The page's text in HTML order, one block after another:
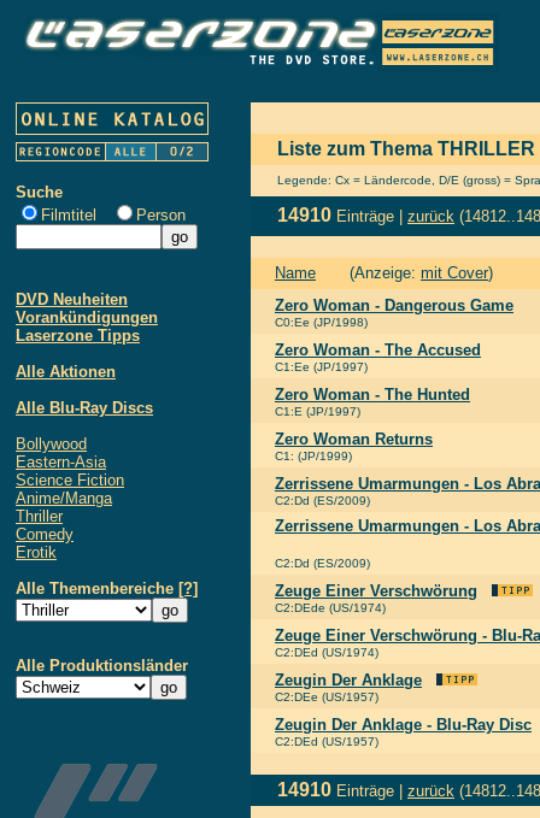
Suche
Filmtitel
Person
DVD Neuheiten
Vorankündigungen
Laserzone Tipps
Alle Aktionen
Alle Blu-Ray Discs
Bollywood
Eastern-Asia
Science Fiction
Anime/Manga
Thriller
Comedy
Erotik
Alle Themenbereiche [?]
Alle Produktionsländer
Liste zum Thema THRILLER
Legende: Cx = Ländercode, D/E (gross) =
14910 Einträge | zurück
Name (Anzeige: mit Cover)
Zero Woman - Dangerous Game
C0:Ee (JP/1998)
Zero Woman - The Accused
C1:Ee (JP/1997)
Zero Woman - The Hunted
C1:E (JP/1997)
Zero Woman Returns
C1: (JP/1999)
Zerrissene Umarmungen - Los
C2:Dd (ES/2009)
Zerrissene Umarmungen - Los
C2:Dd (ES/2009)
Zeuge Einer Verschwörung
C2:DEde (US/1974)
Zeuge Einer Verschwörung - Blu-
C2:DEd (US/1974)
Zeugin Der Anklage
C2:DEe (US/1957)
Zeugin Der Anklage - Blu-Ray Disc
C2:DEd (US/1957)
14910 Einträge | zurück